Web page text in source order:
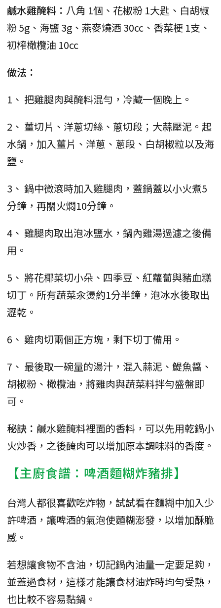
鹹水雞醃料： 八角 1個、花椒粉 1大匙、白胡椒
粉 5g、海鹽 3g、燕麥燒酒 30cc、香菜梗 1支、
初榨橄欖油 10cc
做法：
1、 把雞腿肉與醃料混勻，冷藏一個晚上。
2、 薑切片、洋蔥切絲、蔥切段；大蒜壓泥。起
水鍋，加入薑片、洋蔥、蔥段、白胡椒粒以及海
鹽。
3、 鍋中微滾時加入雞腿肉，蓋鍋蓋以小火煮5
分鐘，再關火燜10分鐘。
4、 雞腿肉取出泡冰鹽水，鍋內雞湯過濾之後備
用。
5、 將花椰菜切小朵、四季豆、紅蘿蔔與豬血糕
切丁。所有蔬菜汆燙約1分半鐘，泡冰水後取出
瀝乾。
6、 雞肉切兩個正方塊，剩下切丁備用。
7、 最後取一碗量的湯汁，混入蒜泥、鯷魚醬、
胡椒粉、橄欖油，將雞肉與蔬菜料拌勻盛盤即
可。
秘訣： 鹹水雞醃料裡面的香料，可以先用乾鍋小
火炒香，之後醃肉可以增加原本調味料的香度。
【主廚食譜：啤酒麵糊炸豬排】
台灣人都很喜歡吃炸物，試試看在麵糊中加入少
許啤酒，讓啤酒的氣泡使麵糊澎發，以增加酥脆
感。
若想讓食物不含油，切記鍋內油量一定要足夠，
並蓋過食材，這樣才能讓食材油炸時均勻受熱，
也比較不容易黏鍋。